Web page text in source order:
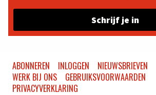
Schrijf je in
ABONNEREN INLOGGEN NIEUWSBRIEVEN
WERK BIJ ONS
GEBRUIKSVOORWAARDEN
PRIVACYVERKLARING